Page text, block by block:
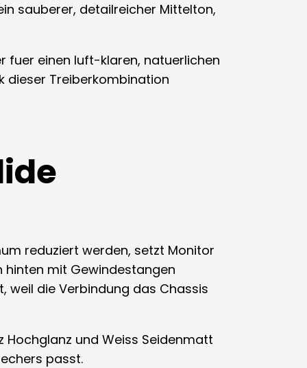
sauberer, detailreicher Mittelton,
fuer einen luft-klaren, natuerlichen
dieser Treiberkombination
reduziert werden, setzt Monitor
hinten mit Gewindestangen
die Verbindung das Chassis
und Weiss Seidenmatt
passt.